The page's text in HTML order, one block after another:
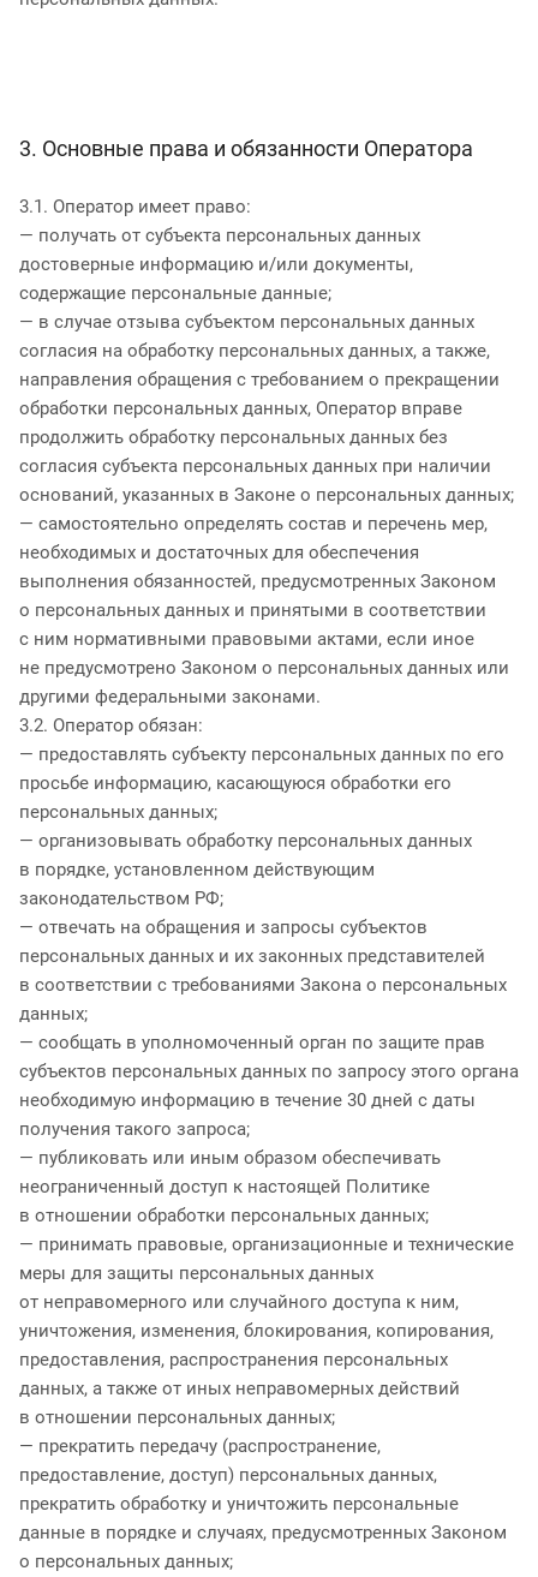
3. Основные права и обязанности Оператора
3.1. Оператор имеет право:
— получать от субъекта персональных данных
достоверные информацию и/или документы,
содержащие персональные данные;
— в случае отзыва субъектом персональных данных
согласия на обработку персональных данных, а также,
направления обращения с требованием о прекращении
обработки персональных данных, Оператор вправе
продолжить обработку персональных данных без
согласия субъекта персональных данных при наличии
оснований, указанных в Законе о персональных данных;
— самостоятельно определять состав и перечень мер,
необходимых и достаточных для обеспечения
выполнения обязанностей, предусмотренных Законом
о персональных данных и принятыми в соответствии
с ним нормативными правовыми актами, если иное
не предусмотрено Законом о персональных данных или
другими федеральными законами.
3.2. Оператор обязан:
— предоставлять субъекту персональных данных по его
просьбе информацию, касающуюся обработки его
персональных данных;
— организовывать обработку персональных данных
в порядке, установленном действующим
законодательством РФ;
— отвечать на обращения и запросы субъектов
персональных данных и их законных представителей
в соответствии с требованиями Закона о персональных
данных;
— сообщать в уполномоченный орган по защите прав
субъектов персональных данных по запросу этого органа
необходимую информацию в течение 30 дней с даты
получения такого запроса;
— публиковать или иным образом обеспечивать
неограниченный доступ к настоящей Политике
в отношении обработки персональных данных;
— принимать правовые, организационные и технические
меры для защиты персональных данных
от неправомерного или случайного доступа к ним,
уничтожения, изменения, блокирования, копирования,
предоставления, распространения персональных
данных, а также от иных неправомерных действий
в отношении персональных данных;
— прекратить передачу (распространение,
предоставление, доступ) персональных данных,
прекратить обработку и уничтожить персональные
данные в порядке и случаях, предусмотренных Законом
о персональных данных;